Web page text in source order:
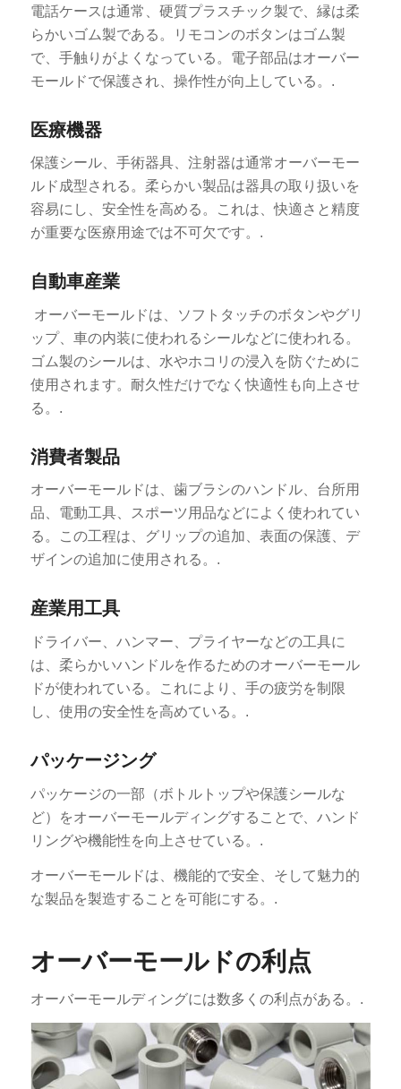
電話ケースは通常、硬質プラスチック製で、縁は柔
らかいゴム製である。リモコンのボタンはゴム製
で、手触りがよくなっている。電子部品はオーバー
モールドで保護され、操作性が向上している。.
医療機器
保護シール、手術器具、注射器は通常オーバーモー
ルド成型される。柔らかい製品は器具の取り扱いを
容易にし、安全性を高める。これは、快適さと精度
が重要な医療用途では不可欠です。.
自動車産業
オーバーモールドは、ソフトタッチのボタンやグリ
ップ、車の内装に使われるシールなどに使われる。
ゴム製のシールは、水やホコリの浸入を防ぐために
使用されます。耐久性だけでなく快適性も向上させ
る。.
消費者製品
オーバーモールドは、歯ブラシのハンドル、台所用
品、電動工具、スポーツ用品などによく使われてい
る。この工程は、グリップの追加、表面の保護、デ
ザインの追加に使用される。.
産業用工具
ドライバー、ハンマー、プライヤーなどの工具に
は、柔らかいハンドルを作るためのオーバーモール
ドが使われている。これにより、手の疲労を制限
し、使用の安全性を高めている。.
パッケージング
パッケージの一部（ボトルトップや保護シールな
ど）をオーバーモールディングすることで、ハンド
リングや機能性を向上させている。.
オーバーモールドは、機能的で安全、そして魅力的
な製品を製造することを可能にする。.
オーバーモールドの利点
オーバーモールディングには数多くの利点がある。.